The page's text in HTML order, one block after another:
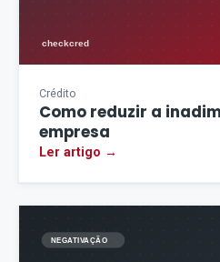
Crédito
Como reduzir a
empresa
Ler artigo →